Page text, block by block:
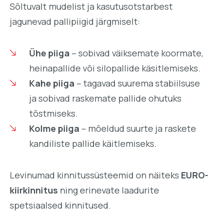
Sõltuvalt mudelist ja kasutusotstarbest
jagunevad pallipiigid järgmiselt:
Ühe piiga – sobivad väiksemate koormate,
heinapallide või silopallide käsitlemiseks.
Kahe piiga – tagavad suurema stabiilsuse
ja sobivad raskemate pallide ohutuks
tõstmiseks.
Kolme piiga – mõeldud suurte ja raskete
kandiliste pallide käitlemiseks.
Levinumad kinnitussüsteemid on näiteks EURO-
kiirkinnitus ning erinevate laadurite
spetsiaalsed kinnitused.